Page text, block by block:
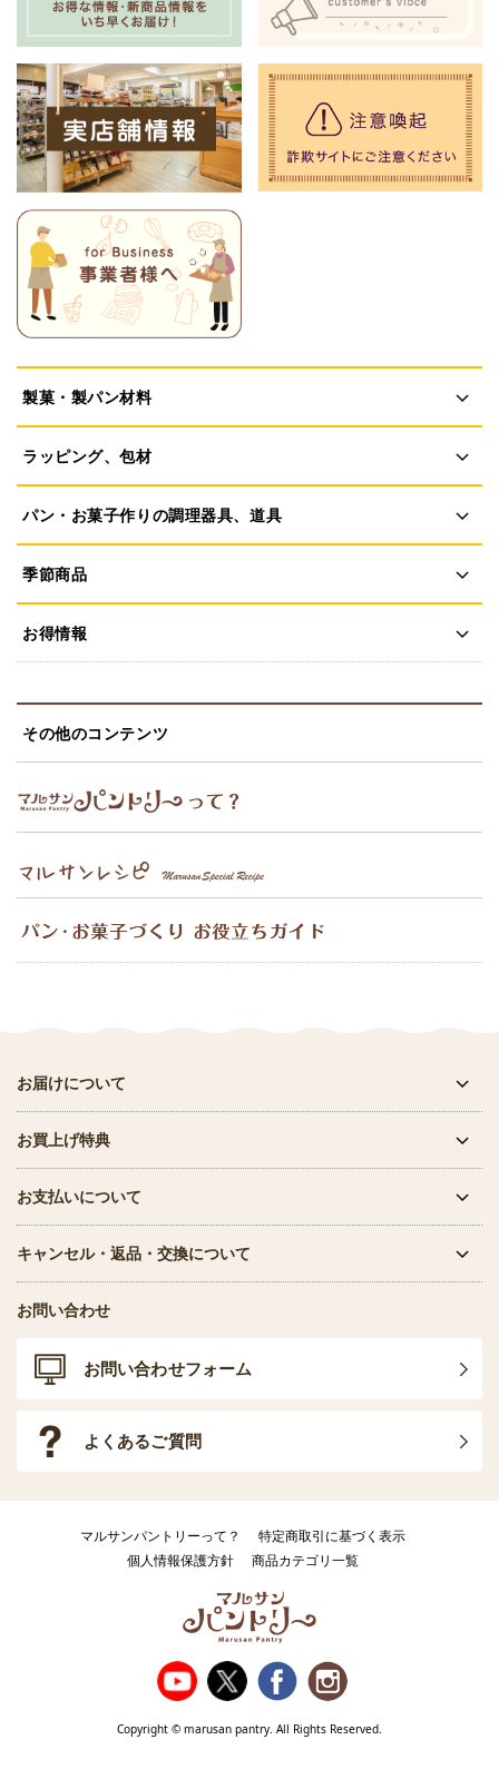
製菓・製パン材料
ラッピング、包材
パン・お菓子作りの調理器具、道具
季節商品
お得情報
その他のコンテンツ
お届けについて
お買上げ特典
お支払いについて
キャンセル・返品・交換について
お問い合わせ
お問い合わせフォーム
よくあるご質問
マルサンパントリーって？
特定商取引に基づく表示
個人情報保護方針
商品カテゴリ一覧
Copyright © marusan pantry. All Rights Reserved.